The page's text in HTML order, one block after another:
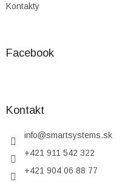
Kontakty
Facebook
Kontakt
info@smartsystems.sk
+421 911 542 322
+421 904 06 88 77